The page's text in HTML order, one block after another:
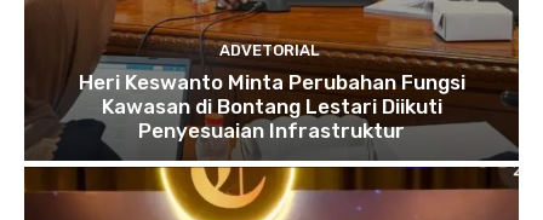
ADVETORIAL
Heri Keswanto Minta Perubahan Fungsi
Kawasan di Bontang Lestari Diikuti
Penyesuaian Infrastruktur